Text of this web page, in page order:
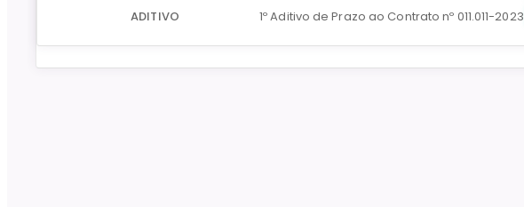
ADITIVO
1º Aditivo de Prazo ao Contrato nº 011.011-2023